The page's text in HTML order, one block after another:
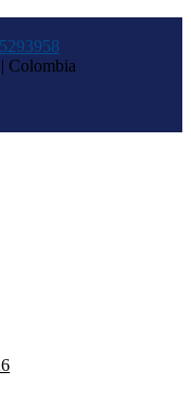
Colombia